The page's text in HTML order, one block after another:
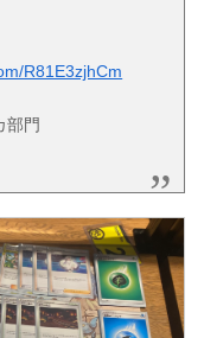
R81E3zjhCm
部門